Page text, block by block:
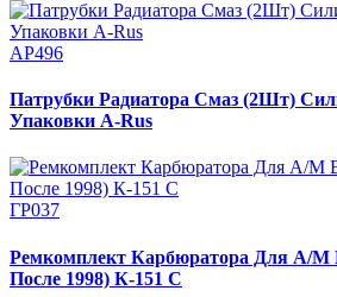
АР496
Патрубки Радиатора Смаз (2Шт)
Упаковки A-Rus
ГР037
Ремкомплект Карбюратора Для А/М
После 1998) К-151 С